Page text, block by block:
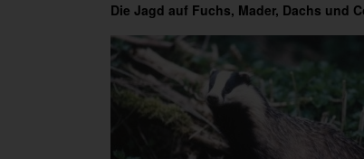
Die Jagd auf Fuchs, Mader, Dachs und